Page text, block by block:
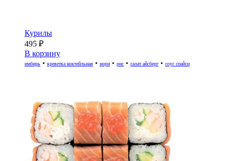
Курилы
495 ₽
В корзину
имбирь • креветка коктейльная • нори • рис • салат айсберг • соус спайси